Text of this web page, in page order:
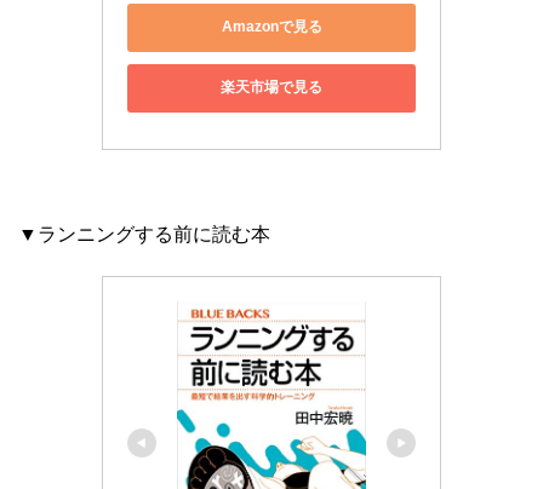
Amazonで見る
楽天市場で見る
▼ランニングする前に読む本